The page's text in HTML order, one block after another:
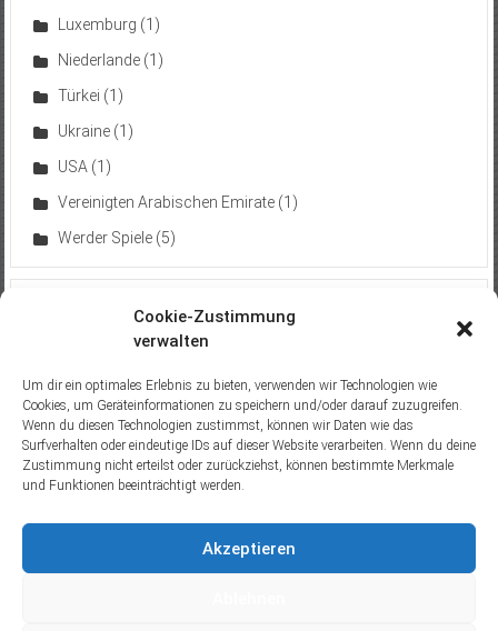
Cookie-Zustimmung
verwalten
Um dir ein optimales Erlebnis zu bieten, verwenden wir Technologien wie
Cookies, um Geräteinformationen zu speichern und/oder darauf zuzugreifen.
Wenn du diesen Technologien zustimmst, können wir Daten wie das
Surfverhalten oder eindeutige IDs auf dieser Website verarbeiten. Wenn du deine
Zustimmung nicht erteilst oder zurückziehst, können bestimmte Merkmale
und Funktionen beeinträchtigt werden.
Akzeptieren
Luxemburg (1)
Niederlande(1)
Türkei (1)
Ukraine(1)
USA (1)
Vereinigten Arabischen Emirate(1)
Werder Spiele(5)
Neuste Trips
Besuch beim Europäischen Gerichtshof (2016) 15. Juni
2016
Prien am Chiemsee (2015)13. Juli 2015